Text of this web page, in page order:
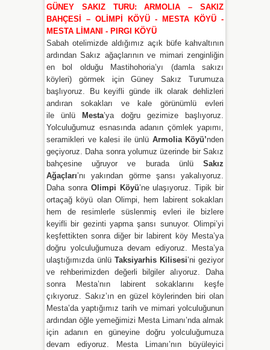
GÜNEY SAKIZ TURU:
ARMOLIA – SAKIZ
BAHÇESİ – OLİMPİ KÖYÜ -
MESTA KÖYÜ -
MESTA LİMANI - PIRGI KÖYÜ
Sabah otelimizde aldığımız açık büfe kahvaltının
ardından Sakız ağaçlarının ve mimari zenginliğin
en bol olduğu Mastihohoria’yı (damla sakızı
köyleri) görmek için Güney Sakız Turumuza
başlıyoruz. Bu keyifli günde ilk olarak dehlizleri
andıran sokakları ve kale görünümlü evleri
ile ünlü
Mesta’ya doğru gezimize başlıyoruz.
Yolculuğumuz esnasında adanın çömlek yapımı,
seramikleri ve kalesi ile ünlü Armolia Köyü’nden
geçiyoruz. Daha sonra yolumuz üzerinde bir Sakız
bahçesine uğruyor ve burada ünlü Sakız
Ağaçları’nı yakından görme şansı yakalıyoruz.
Daha sonra Olimpi Köyü’ne ulaşıyoruz. Tipik bir
ortaçağ köyü olan Olimpi, hem labirent sokakları
hem de resimlerle süslenmiş evleri ile bizlere
keyifli bir gezinti yapma şansı sunuyor. Olimpi’yi
keşfettikten sonra diğer bir labirent köy Mesta’ya
doğru yolculuğumuza devam ediyoruz. Mesta’ya
ulaştığımızda ünlü Taksiyarhis Kilisesi’ni geziyor
ve rehberimizden değerli bilgiler alıyoruz. Daha
sonra Mesta’nın labirent sokaklarını keşfe
çıkıyoruz. Sakız’ın en güzel köylerinden biri olan
Mesta’da yaptığımız tarih ve mimari yolculuğunun
ardından öğle yemeğimizi Mesta Limanı’nda almak
için adanın en güneyine doğru yolculuğumuza
devam ediyoruz. Mesta Limanı’nın büyüleyici